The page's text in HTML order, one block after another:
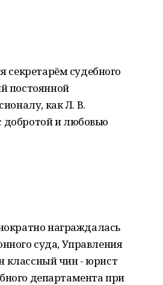
секретарём судебного
постоянной
как Л. В.
добротой и любовью
награждалась
суда, Управления
классный чин - юрист
департамента при